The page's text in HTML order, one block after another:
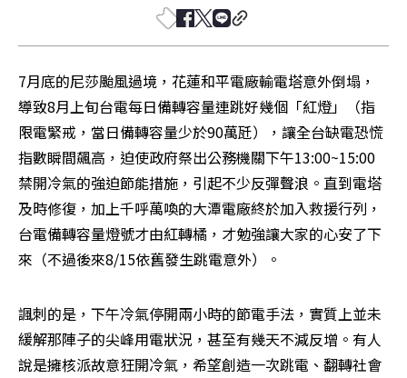
7月底的尼莎颱風過境，花蓮和平電廠輸電塔意外倒塌，
導致8月上旬台電每日備轉容量連跳好幾個「紅燈」（指
限電緊戒，當日備轉容量少於90萬瓩），讓全台缺電恐慌
指數瞬間飆高，迫使政府祭出公務機關下午13:00~15:00
禁開冷氣的強迫節能措施，引起不少反彈聲浪。直到電塔
及時修復，加上千呼萬喚的大潭電廠終於加入救援行列，
台電備轉容量燈號才由紅轉橘，才勉強讓大家的心安了下
來（不過後來8/15依舊發生跳電意外）。
諷刺的是，下午冷氣停開兩小時的節電手法，實質上並未
緩解那陣子的尖峰用電狀況，甚至有幾天不減反增。有人
說是擁核派故意狂開冷氣，希望創造一次跳電、翻轉社會